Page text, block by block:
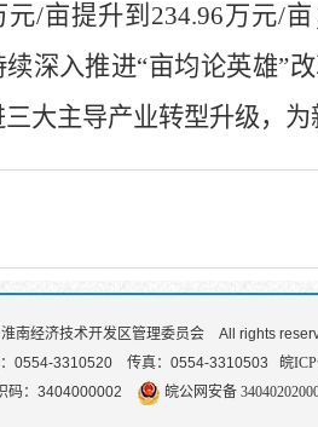
元/亩提升到 234.96万元/
深入推进“亩均论英雄”
大主导产业转型升级，为
南经济技术开发区管理委员会 All rights
0554-3310520
传真：0554-3310503
皖
码：3404000002
皖公网安备